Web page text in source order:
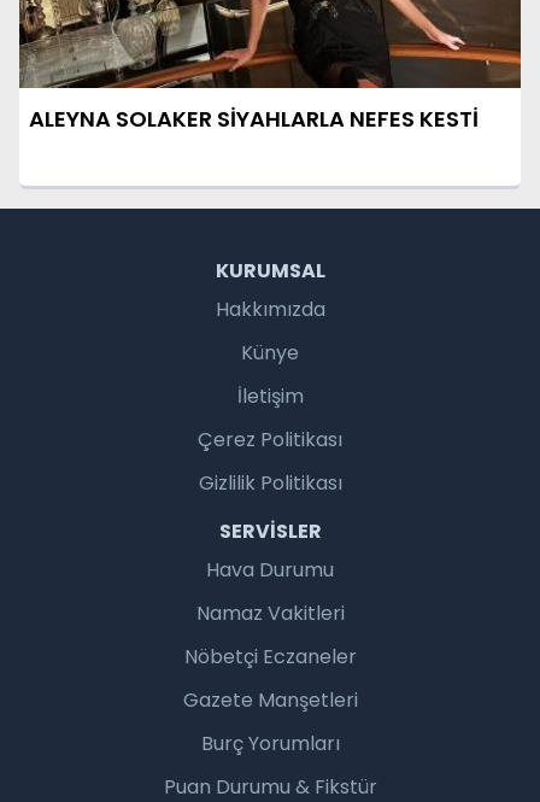
ALEYNA SOLAKER SİYAHLARLA NEFES KESTİ
KURUMSAL
Hakkımızda
Künye
İletişim
Çerez Politikası
Gizlilik Politikası
SERVISLER
Hava Durumu
Namaz Vakitleri
Nöbetçi Eczaneler
Gazete Manşetleri
Burç Yorumları
Puan Durumu & Fikstür